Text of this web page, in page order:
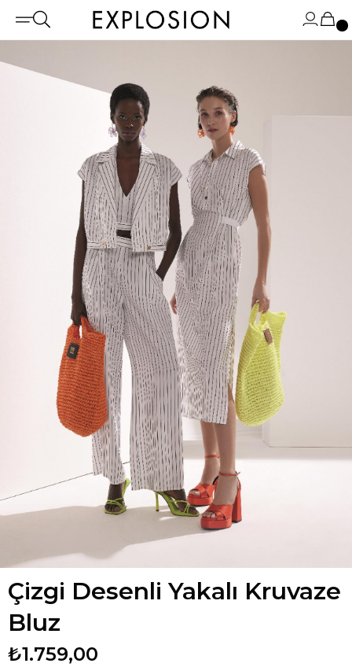
Çizgi Desenli Yakalı Kruvaze
Bluz
₺1.759,00